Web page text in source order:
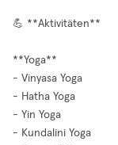
💪 **Aktivitäten**
**Yoga**
- Vinyasa Yoga
- Hatha Yoga
- Yin Yoga
- Kundalini Yoga